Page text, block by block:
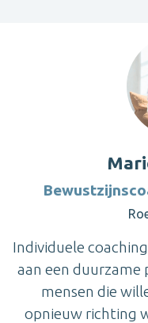
Individuele
aan een duurzame
mensen die
opnieuw richting